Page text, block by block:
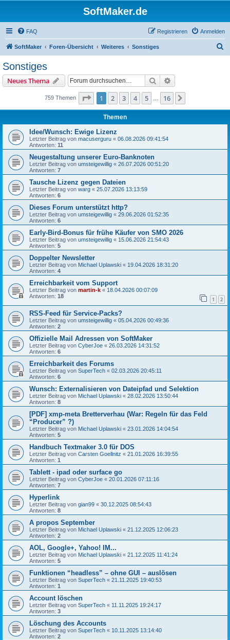
SoftMaker.de
FAQ Anmelden
Registrieren
SoftMaker Foren-Übersicht Weiteres Sonstiges
Sonstiges
Neues Thema Suche
759 Themen Seite 1von 16
1 2 3 4 5 16
Themen
Idee/Wunsch: Ewige Lizenz
Letzter Beitrag von macuserguru « 06.08.2026 09:41:54
Antworten: 11
Neugestaltung unserer Euro-Banknoten
Letzter Beitrag von umsteigewillig « 26.07.2026 00:51:20
Antworten: 7
Tausche Lizenz gegen Dateien
Letzter Beitrag von warg « 25.07.2026 13:13:59
Antworten: 6
Dieses Forum unterstützt http?
Letzter Beitrag von umsteigewillig « 29.06.2026 01:52:35
Antworten: 6
Early-Bird-Bonus für frühe Käufer von SMO 2026
Letzter Beitrag von umsteigewillig « 15.06.2026 21:54:43
Antworten: 5
Doppelter Newsletter
Letzter Beitrag von Michael Uplawski « 19.04.2026 18:31:20
Antworten: 4
Erreichbarkeit vom Support
Letzter Beitrag von martin-k « 18.04.2026 00:07:09
Antworten: 18 1 2
RSS-Feed für Service-Packs?
Letzter Beitrag von umsteigewillig « 05.04.2026 00:49:36
Antworten: 2
Offizielle Mail Adressen von SoftMaker
Letzter Beitrag von CyberJoe « 26.03.2026 14:31:52
Antworten: 6
Erreichbarkeit des Forums
Letzter Beitrag von SuperTech « 02.03.2026 20:45:11
Antworten: 6
Wunsch: Externalisieren von Dateipfad und Selektion
Letzter Beitrag von Michael Uplawski « 28.02.2026 13:50:44
Antworten: 8
[PDF] xmp-meta Bretterverhau (War: Regeln für das Feld
“Producer” ?)
Letzter Beitrag von Michael Uplawski « 23.01.2026 14:04:54
Antworten: 5
Handbuch Textmaker 3.0 für DOS
Letzter Beitrag von Carsten Goellnitz « 21.01.2026 16:39:55
Antworten: 1
Tablett - ipad oder surface go
Letzter Beitrag von CyberJoe « 20.01.2026 07:11:16
Antworten: 7
Hyperlink
Letzter Beitrag von gian99 « 30.12.2025 08:54:43
Antworten: 8
A propos September
Letzter Beitrag von Michael Uplawski « 21.12.2025 12:06:23
Antworten: 2
AOL, Google+, Yahoo! IM...
Letzter Beitrag von Michael Uplawski « 21.12.2025 11:41:24
Antworten: 5
Funktionen “headless” – ohne GUI – auslösen
Letzter Beitrag von SuperTech « 21.11.2025 19:40:53
Antworten: 1
Account löschen
Letzter Beitrag von SuperTech « 11.11.2025 19:24:17
Antworten: 3
Löschung des Accounts
Letzter Beitrag von SuperTech « 10.11.2025 13:14:40
Antworten: 2